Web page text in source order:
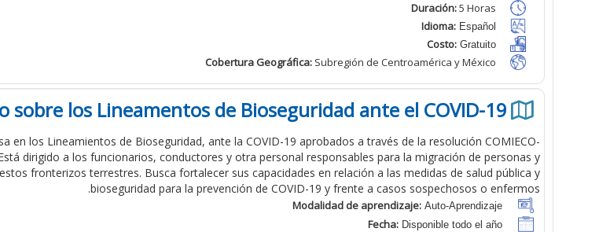
Duración:5 Horas
Idioma: Español
Costo: Gratuito
Cobertura Geográfica: Subregión de Centroamérica y México
sobre los Lineamentos de Bioseguridad ante el COVID-19
en los Lineamientos de Bioseguridad, ante la COVID-19 aprobados a través de la resolución COMIECO-
dirigido a los funcionarios, conductores y otra personal responsables para la migración de personas y
fronterizos terrestres. Busca fortalecer sus capacidades en relación a las medidas de salud pública y
bioseguridad para la prevención de COVID-19 y frente a casos sospechosos o enfermos.
Modalidad de aprendizaje: Auto-Aprendizaje
Fecha: Disponible todo el año